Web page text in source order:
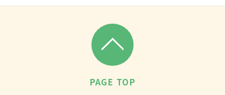
PAGE TOP